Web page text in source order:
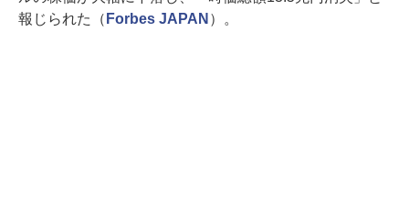
報じられた（ Forbes JAPAN ）。